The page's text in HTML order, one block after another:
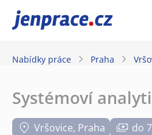
JenPráce.cz
Nabídky práce Praha
Systémoví
Vršovice, Praha
do